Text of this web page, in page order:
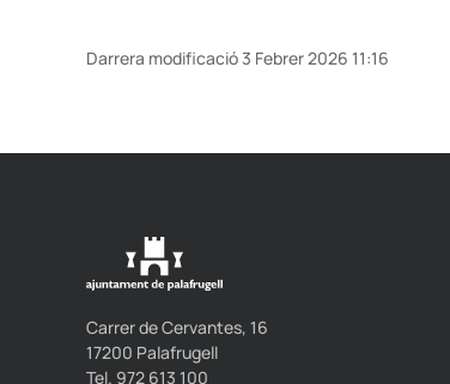
Darrera modificació 3 Febrer 2026 11:16
Carrer de Cervantes, 16
17200 Palafrugell
Tel. 972 613 100